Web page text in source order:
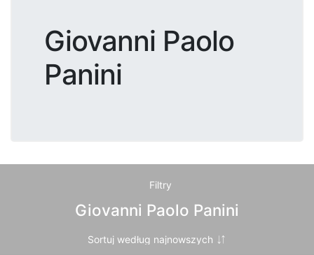
Giovanni Paolo
Panini
Filtry
Giovanni Paolo Panini